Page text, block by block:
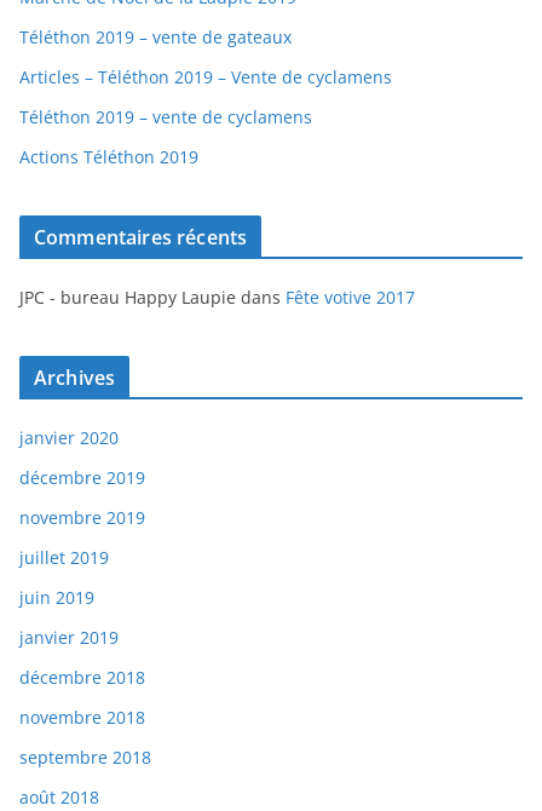
Téléthon 2019 – vente de gateaux
Articles – Téléthon 2019 – Vente de cyclamens
Téléthon 2019 – vente de cyclamens
Actions Téléthon 2019
Commentaires récents
JPC - bureau Happy Laupie dans Fête votive 2017
Archives
janvier 2020
décembre 2019
novembre 2019
juillet 2019
juin 2019
janvier 2019
décembre 2018
novembre 2018
septembre 2018
août 2018